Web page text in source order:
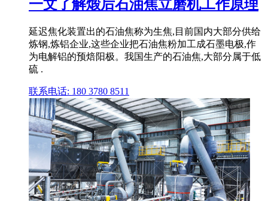
一文了解煅后石油焦立磨机工作原理
延迟焦化装置出的石油焦称为生焦,目前国内大部分供给
炼钢,炼铝企业,这些企业把石油焦粉加工成石墨电极,作
为电解铝的预焙阳极。我国生产的石油焦,大部分属于低
硫 .
联系电话: 180 3780 8511